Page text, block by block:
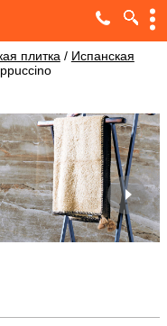
плитка / Испанская